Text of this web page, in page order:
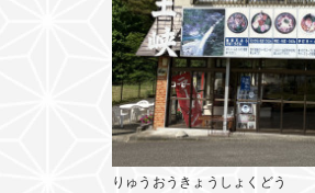
りゅうおうきょうしょくどう